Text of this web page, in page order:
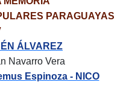
PARAGUAYAS
ÁLVAREZ
Navarro Vera
Espinoza - NICO